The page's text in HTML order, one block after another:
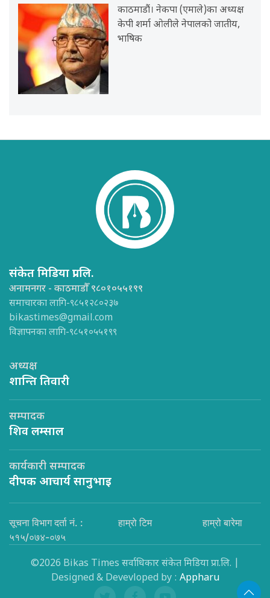
काठमाडौं। नेकपा (एमाले)का अध्यक्ष
केपी शर्मा ओलीले नेपालको जातीय,
भाषिक
संकेत मिडिया प्रा.लि.
अनामनगर - काठमाडौँ ९८०१०५५१९९
समाचारका लागि-९८५१२८०२३७
bikastimes@gmail.com
विज्ञापनका लागि-९८५१०५५१९९
अध्यक्ष
शान्ति तिवारी
सम्पादक
शिव लम्साल
कार्यकारी सम्पादक
दीपक आचार्य सानुभाइ
सूचना विभाग दर्ता नं. :
५१५/०७४-०७५
हाम्रो टिम हाम्रो बारेमा
©2026 Bikas Times सर्वाधिकार संकेत मिडिया प्रा.लि. |
Designed & Devevloped by : Appharu